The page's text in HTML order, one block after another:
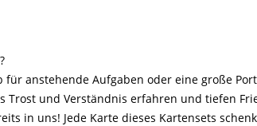
anstehende Aufgaben oder eine große
Trost und Verständnis erfahren und tiefen
in uns! Jede Karte dieses Kartensets